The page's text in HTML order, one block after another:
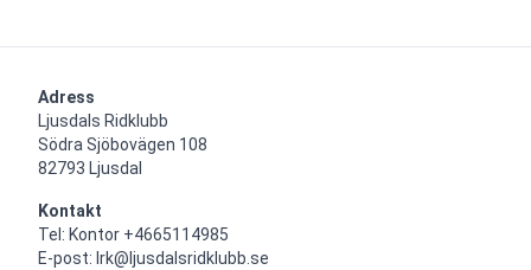
Adress
Ljusdals Ridklubb
Södra Sjöbovägen 108
82793 Ljusdal
Kontakt
Tel: Kontor +4665114985
E-post: lrk@ljusdalsridklubb.se